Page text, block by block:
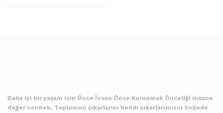
Daha iyi bir yaşam için Önce İnsan Önce Korunmak Önceliği insana
değer vermek, Toplumun çıkarlarını kendi çıkarlarımızın önünde